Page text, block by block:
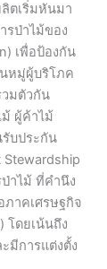
ตเริ่มหันมา
รป่าไม้ของ
เพื่อป้องกัน
หมู่ผู้บริโภค
วมตัวกัน
ผู้ค้าไม้
บประกัน
Stewardship
าไม้ ที่คำนึง
าคเศรษฐกิจ
โดยเน้นถึง
มีการแต่งตั้ง